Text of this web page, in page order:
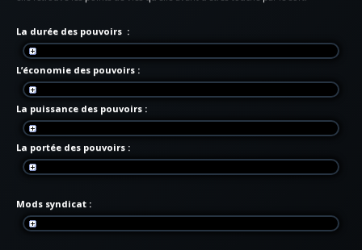
La durée des pouvoirs :
L’économie des pouvoirs :
La puissance des pouvoirs :
La portée des pouvoirs :
Mods syndicat :